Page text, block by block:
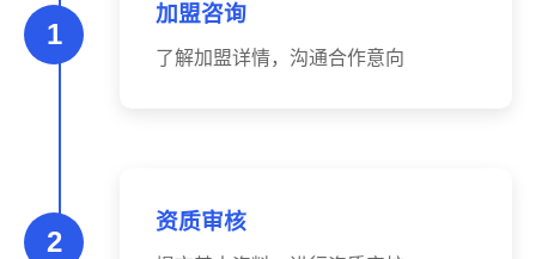
1
加盟咨询
了解加盟详情，沟通合作意向
2
资质审核